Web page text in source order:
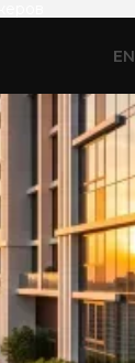
EN